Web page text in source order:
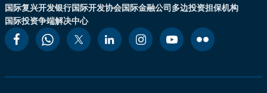
国际复兴开发银行国际开发协会国际金融公司多边投资担保机构
国际投资争端解决中心